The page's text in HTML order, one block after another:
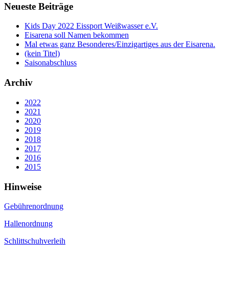
Neueste Beiträge
Kids Day 2022 Eissport Weißwasser e.V.
Eisarena soll Namen bekommen
Mal etwas ganz Besonderes/Einzigartiges aus der Eisarena.
(kein Titel)
Saisonabschluss
Archiv
2022
2021
2020
2019
2018
2017
2016
2015
Hinweise
Gebührenordnung
Hallenordnung
Schlittschuhverleih